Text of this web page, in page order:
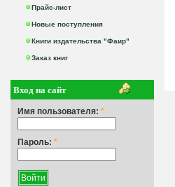
Прайс-лист
Новые поступления
Книги издательства "Фаир"
Заказ книг
Вход на сайт
Имя пользователя: *
Пароль: *